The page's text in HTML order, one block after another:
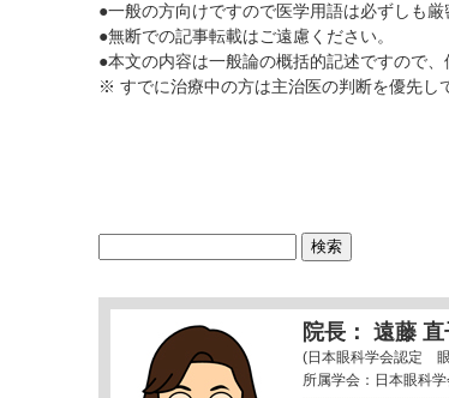
●一般の方向けですので医学用語は必ずしも厳
●無断での記事転載はご遠慮ください。
●本文の内容は一般論の概括的記述ですので
※ すでに治療中の方は主治医の判断を優先し
院長： 遠藤 直
(日本眼科学会認定
所属学会：日本眼科